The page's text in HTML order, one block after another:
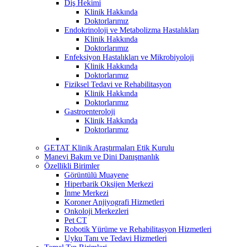
Diş Hekimi
Klinik Hakkında
Doktorlarımız
Endokrinoloji ve Metabolizma Hastalıkları
Klinik Hakkında
Doktorlarımız
Enfeksiyon Hastalıkları ve Mikrobiyoloji
Klinik Hakkında
Doktorlarımız
Fiziksel Tedavi ve Rehabilitasyon
Klinik Hakkında
Doktorlarımız
Gastroenteroloji
Klinik Hakkında
Doktorlarımız
GETAT Klinik Araştırmaları Etik Kurulu
Manevi Bakım ve Dini Danışmanlık
Özellikli Birimler
Görüntülü Muayene
Hiperbarik Oksijen Merkezi
İnme Merkezi
Koroner Anjiyografi Hizmetleri
Onkoloji Merkezleri
Pet CT
Robotik Yürüme ve Rehabilitasyon Hizmetleri
Uyku Tanı ve Tedavi Hizmetleri